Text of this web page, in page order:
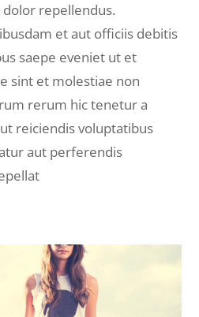
repellendus.
et aut officiis debitis
saepe eveniet ut et
sint et molestiae non
rerum hic tenetur a
reiciendis voluptatibus
aut perferendis